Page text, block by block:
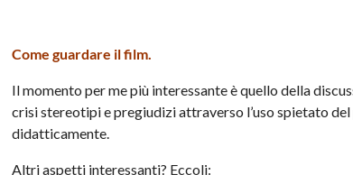
Come guardare il film.
Il momento per me più interessante è quello della
crisi stereotipi e pregiudizi attraverso l’uso spietato
didatticamente.
Altri aspetti interessanti? Eccoli: